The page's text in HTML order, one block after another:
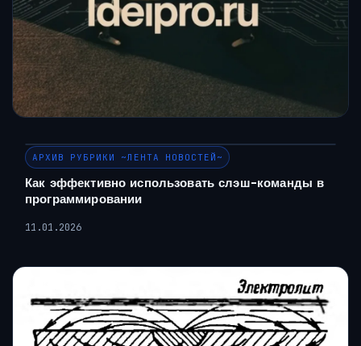
АРХИВ РУБРИКИ ~ЛЕНТА НОВОСТЕЙ~
Как эффективно использовать слэш-команды в
программировании
11.01.2026